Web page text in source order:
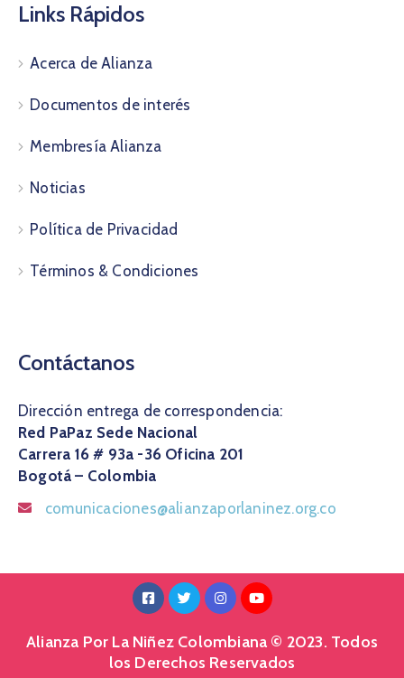
Links Rápidos
Acerca de Alianza
Documentos de interés
Membresía Alianza
Noticias
Política de Privacidad
Términos & Condiciones
Contáctanos
Dirección entrega de correspondencia:
Red PaPaz Sede Nacional
Carrera 16 # 93a -36 Oficina 201
Bogotá – Colombia
comunicaciones@alianzaporlaninez.org.co
Alianza Por La Niñez Colombiana © 2023. Todos
los Derechos Reservados